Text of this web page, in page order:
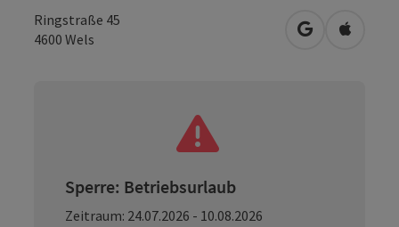
Ringstraße 45
4600 Wels in Google
in
Sperre: Betriebsurlaub
Zeitraum: 24.07.2026 - 10.08.2026